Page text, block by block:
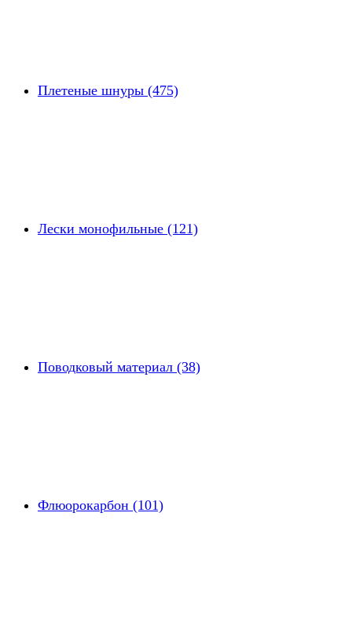
Плетеные шнуры (475)
Лески монофильные (121)
Поводковый материал (38)
Флюорокарбон (101)